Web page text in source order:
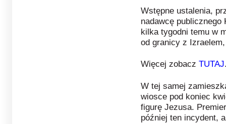
Wstępne ustalenia,
nadawcę
kilka tygodni temu w
od granicy z
Więcej zobacz TUTAJ
W tej samej
wiosce pod koniec
figurę Jezusa.
później ten incydent,